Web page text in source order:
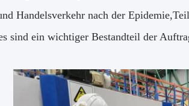
Handelsverkehr nach der
sind ein wichtiger Bestandteil der